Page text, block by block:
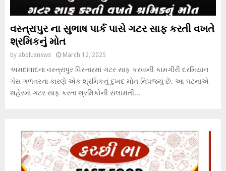
વસ્ત્રાપુર ના સુભાષ પાર્ક પાસે ગટર સાફ કરતી વખતે
શ્રમિકનું મોત
by abplusnews March 12, 2025
અમદાવાદના વસ્ત્રાપુર વિસ્તારમાં ગટર સાફ કરવાની કામગીરી દરમિયાન
ગેસ ગળતરના કારણે એક શ્રમિકનું દુખદ મોત નિપજ્યું છે. આ ઘટનાએ
શહેરમાં ગટર સાફ કરતા શ્રમિકોની સલામતી...